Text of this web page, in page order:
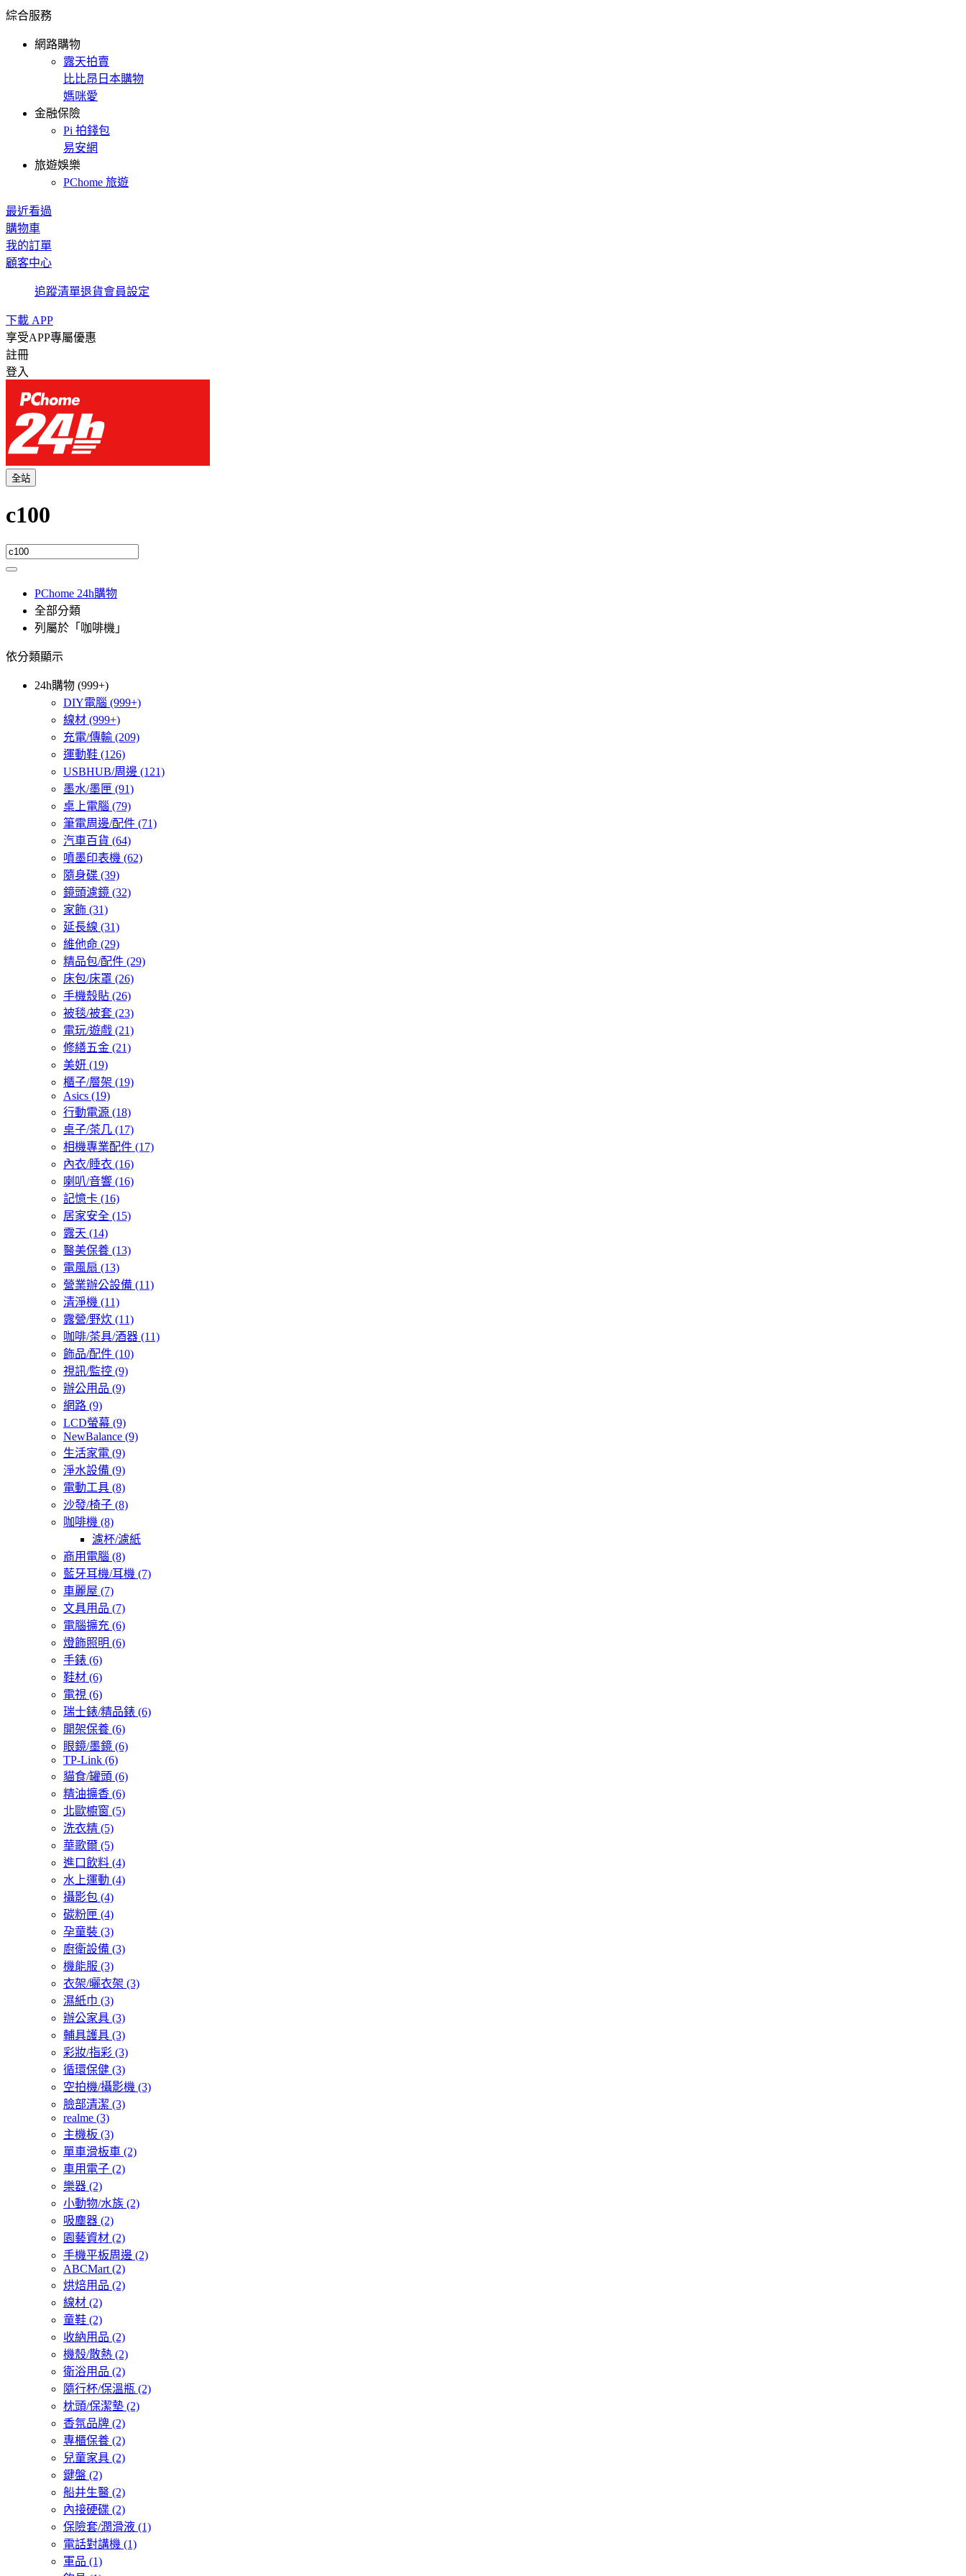
綜合服務
網路購物
露天拍賣
比比昂日本購物
媽咪愛
金融保險
Pi 拍錢包
易安網
旅遊娛樂
PChome 旅遊
最近看過
購物車
我的訂單
顧客中心
追蹤清單退貨會員設定
下載 APP
享受APP專屬優惠
註冊
登入
全站
c100
PChome 24h購物
全部分類
列屬於「咖啡機」
依分類顯示
24h購物 (999+)
DIY電腦 (999+)
線材 (999+)
充電/傳輸 (209)
運動鞋 (126)
USBHUB/周邊 (121)
墨水/墨匣 (91)
桌上電腦 (79)
筆電周邊/配件 (71)
汽車百貨 (64)
噴墨印表機 (62)
隨身碟 (39)
鏡頭濾鏡 (32)
家飾 (31)
延長線 (31)
維他命 (29)
精品包/配件 (29)
床包/床罩 (26)
手機殼貼 (26)
被毯/被套 (23)
電玩/遊戲 (21)
修繕五金 (21)
美妍 (19)
櫃子/層架 (19)
Asics (19)
行動電源 (18)
桌子/茶几 (17)
相機專業配件 (17)
內衣/睡衣 (16)
喇叭/音響 (16)
記憶卡 (16)
居家安全 (15)
露天 (14)
醫美保養 (13)
電風扇 (13)
營業辦公設備 (11)
清淨機 (11)
露營/野炊 (11)
咖啡/茶具/酒器 (11)
飾品/配件 (10)
視訊/監控 (9)
辦公用品 (9)
網路 (9)
LCD螢幕 (9)
NewBalance (9)
生活家電 (9)
淨水設備 (9)
電動工具 (8)
沙發/椅子 (8)
咖啡機 (8)
濾杯/濾紙
商用電腦 (8)
藍牙耳機/耳機 (7)
車麗屋 (7)
文具用品 (7)
電腦擴充 (6)
燈飾照明 (6)
手錶 (6)
鞋材 (6)
電視 (6)
瑞士錶/精品錶 (6)
開架保養 (6)
眼鏡/墨鏡 (6)
TP-Link (6)
貓食/罐頭 (6)
精油擴香 (6)
北歐櫥窗 (5)
洗衣精 (5)
華歌爾 (5)
進口飲料 (4)
水上運動 (4)
攝影包 (4)
碳粉匣 (4)
孕童裝 (3)
廚衛設備 (3)
機能服 (3)
衣架/曬衣架 (3)
濕紙巾 (3)
辦公家具 (3)
輔具護具 (3)
彩妝/指彩 (3)
循環保健 (3)
空拍機/攝影機 (3)
臉部清潔 (3)
realme (3)
主機板 (3)
單車滑板車 (2)
車用電子 (2)
樂器 (2)
小動物/水族 (2)
吸塵器 (2)
園藝資材 (2)
手機平板周邊 (2)
ABCMart (2)
烘焙用品 (2)
線材 (2)
童鞋 (2)
收納用品 (2)
機殼/散熱 (2)
衛浴用品 (2)
隨行杯/保溫瓶 (2)
枕頭/保潔墊 (2)
香氛品牌 (2)
專櫃保養 (2)
兒童家具 (2)
鍵盤 (2)
船井生醫 (2)
內接硬碟 (2)
保險套/潤滑液 (1)
電話對講機 (1)
軍品 (1)